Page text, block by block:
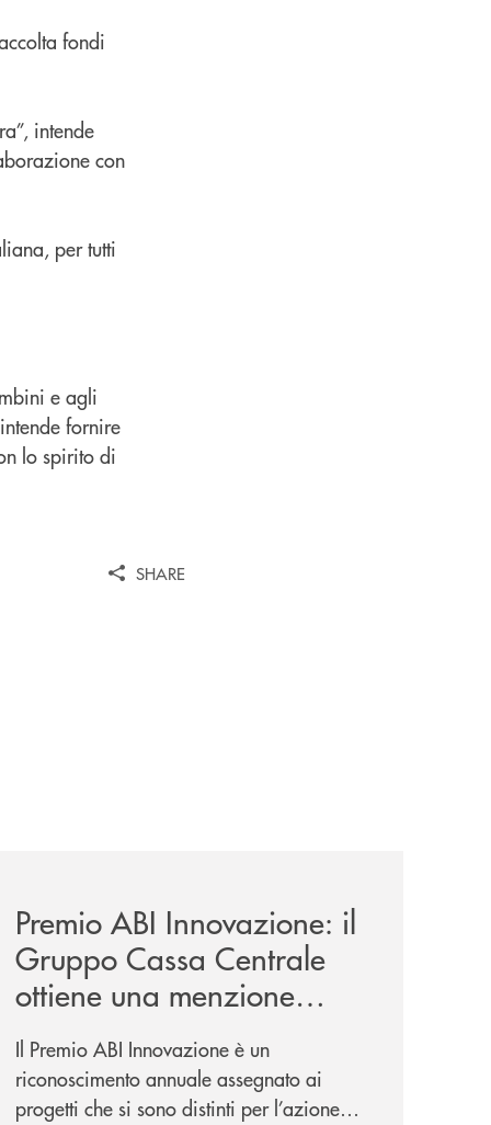
fondi
intende
con
per tutti
e agli
fornire
lo spirito di
SHARE
Premio ABI Innovazione: il
Gruppo Cassa Centrale
ottiene una menzione
speciale per “Occhi Aperti
– Insieme Contro le Truffe
Digitali”
Il Premio ABI Innovazione è un
riconoscimento annuale assegnato ai
progetti che si sono distinti per l’azione